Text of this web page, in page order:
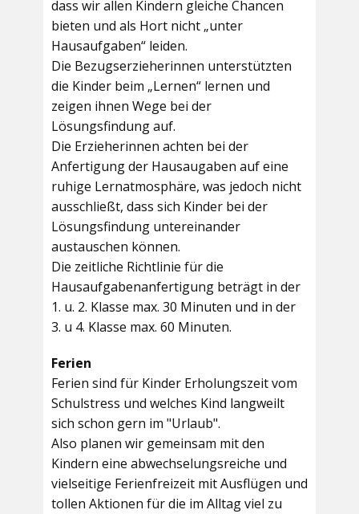
dass wir allen Kindern gleiche Chancen
bieten und als Hort nicht „unter
Hausaufgaben“ leiden.
Die Bezugserzieherinnen unterstützten
die Kinder beim „Lernen“ lernen und
zeigen ihnen Wege bei der
Lösungsfindung auf.
Die Erzieherinnen achten bei der
Anfertigung der Hausaugaben auf eine
ruhige Lernatmosphäre, was jedoch nicht
ausschließt, dass sich Kinder bei der
Lösungsfindung untereinander
austauschen können.
Die zeitliche Richtlinie für die
Hausaufgabenanfertigung beträgt in der
1. u. 2. Klasse max. 30 Minuten und in der
3. u 4. Klasse max. 60 Minuten.
Ferien
Ferien sind für Kinder Erholungszeit vom
Schulstress und welches Kind langweilt
sich schon gern im "Urlaub".
Also planen wir gemeinsam mit den
Kindern eine abwechselungsreiche und
vielseitige Ferienfreizeit mit Ausflügen und
tollen Aktionen für die im Alltag viel zu